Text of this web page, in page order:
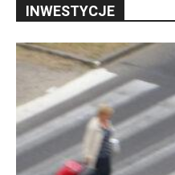
INWESTYCJE